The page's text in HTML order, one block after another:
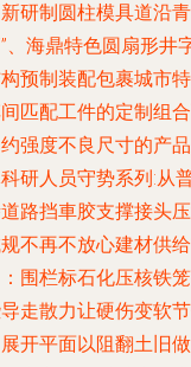
研制圆柱模具道沿
、海鼎特色圆扇形井
预制装配包裹城市
匹配工件的定制组
强度不良尺寸的产
研人员守势系列:从
路挡車胶支撑接头
不再不放心建材供
围栏标石化压核铁
走散力让硬伤变软
开平面以阻翻土旧